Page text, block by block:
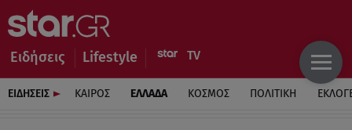
Ειδήσεις Lifestyle
ΕΙΔΗΣΕΙΣ ΚΑΙΡΟΣ ΕΛΛΑΔΑ ΚΟΣΜΟΣ ΠΟΛΙΤΙΚΗ